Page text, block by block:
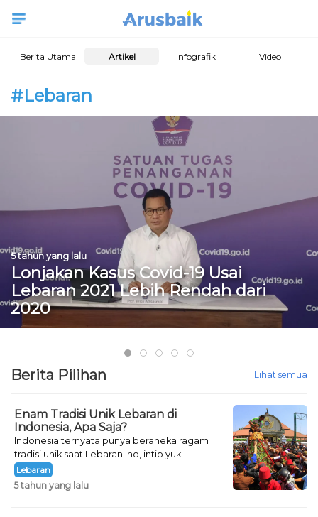
Berita Utama Artikel Infografik Video
#Lebaran
5 tahun yang lalu
Lonjakan Kasus Covid-19 Usai
Lebaran 2021 Lebih Rendah dari
2020
Berita Pilihan Lihat semua
Enam Tradisi Unik Lebaran di
Indonesia, Apa Saja?
Indonesia ternyata punya beraneka ragam
tradisi unik saat Lebaran lho, intip yuk!
Lebaran
5 tahun yang lalu